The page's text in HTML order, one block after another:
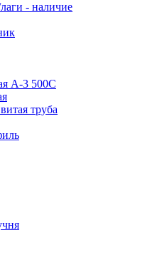
- наличие
А-3 500С
труба